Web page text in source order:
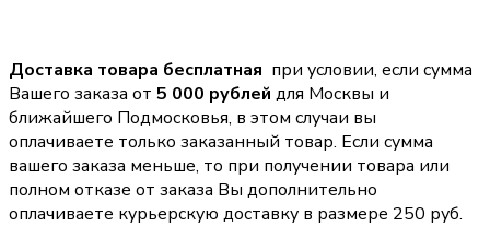
Доставка товара бесплатная при условии, если сумма
Вашего заказа от 5 000 рублей для Москвы и
ближайшего Подмосковья, в этом случаи вы
оплачиваете только заказанный товар. Если сумма
вашего заказа меньше, то при получении товара или
полном отказе от заказа Вы дополнительно
оплачиваете курьерскую доставку в размере 250 руб.